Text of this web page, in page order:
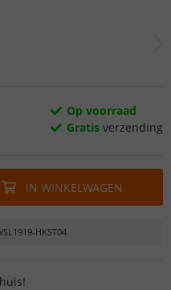
Op voorraad
Gratis verzending
IN WINKELWAGEN
HKST04